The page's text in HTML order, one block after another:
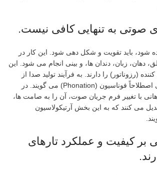
صوتی به تنهایی کافی نیست.
شود، باید تقویت و شکل دهی شود. این کار در
دهان، زبان، دندان ها، و بینی انجام می شود. این
(رزوناتور) را دارند. به فرآیند تولید صدا از
ارتعاش تارهای صوتی اصطلاحاً فوناسیون (Phonation) می گویند. در
با تغییر فرم جریان صوت، آن را به صامت ها،
می کنند که به این بخش آرتیکولاسیون
بر کیفیت و عملکرد تارهای